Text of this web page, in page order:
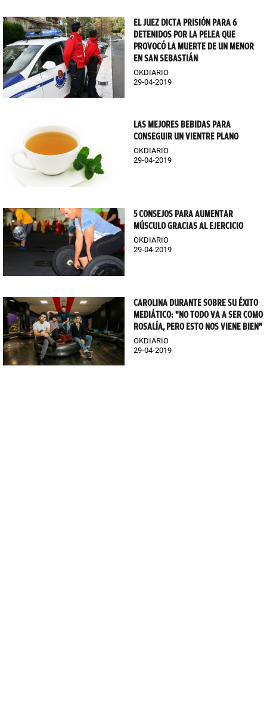
EL JUEZ DICTA PRISIÓN PARA 6
DETENIDOS POR LA PELEA QUE
PROVOCÓ LA MUERTE DE UN MENOR
EN SAN SEBASTIÁN
OKDIARIO
29-04-2019
LAS MEJORES BEBIDAS PARA
CONSEGUIR UN VIENTRE PLANO
OKDIARIO
29-04-2019
5 CONSEJOS PARA AUMENTAR
MÚSCULO GRACIAS AL EJERCICIO
OKDIARIO
29-04-2019
CAROLINA DURANTE SOBRE SU ÉXITO
MEDIÁTICO: "NO TODO VA A SER COMO
ROSALÍA, PERO ESTO NOS VIENE BIEN"
OKDIARIO
29-04-2019